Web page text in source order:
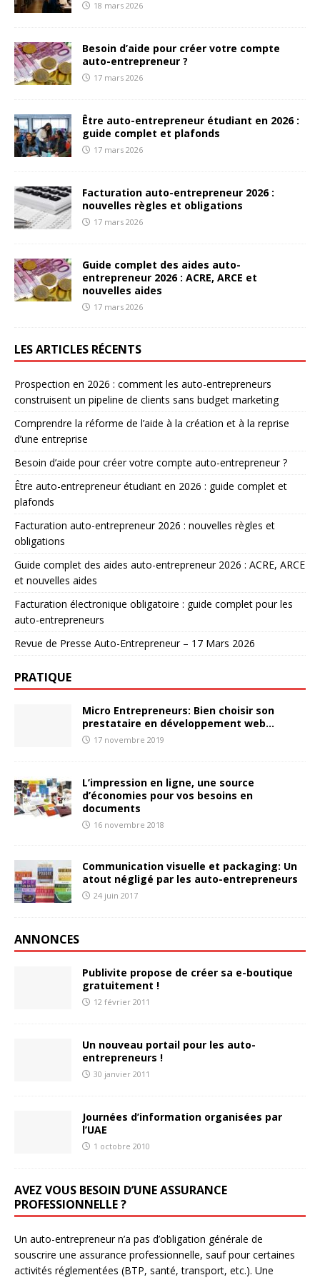
18 mars 2026
Besoin d’aide pour créer votre compte
auto-entrepreneur ?
17 mars 2026
Être auto-entrepreneur étudiant en 2026 :
guide complet et plafonds
17 mars 2026
Facturation auto-entrepreneur 2026 :
nouvelles règles et obligations
17 mars 2026
Guide complet des aides auto-
entrepreneur 2026 : ACRE, ARCE et
nouvelles aides
17 mars 2026
LES ARTICLES RÉCENTS
Prospection en 2026 : comment les auto-entrepreneurs
construisent un pipeline de clients sans budget marketing
Comprendre la réforme de l’aide à la création et à la reprise
d’une entreprise
Besoin d’aide pour créer votre compte auto-entrepreneur ?
Être auto-entrepreneur étudiant en 2026 : guide complet et
plafonds
Facturation auto-entrepreneur 2026 : nouvelles règles et
obligations
Guide complet des aides auto-entrepreneur 2026 : ACRE, ARCE
et nouvelles aides
Facturation électronique obligatoire : guide complet pour les
auto-entrepreneurs
Revue de Presse Auto-Entrepreneur – 17 Mars 2026
PRATIQUE
Micro Entrepreneurs: Bien choisir son
prestataire en développement web…
17 novembre 2019
L’impression en ligne, une source
d’économies pour vos besoins en
documents
16 novembre 2018
Communication visuelle et packaging: Un
atout négligé par les auto-entrepreneurs
24 juin 2017
ANNONCES
Publivite propose de créer sa e-boutique
gratuitement !
12 février 2011
Un nouveau portail pour les auto-
entrepreneurs !
30 janvier 2011
Journées d’information organisées par
l’UAE
1 octobre 2010
AVEZ VOUS BESOIN D’UNE ASSURANCE
PROFESSIONNELLE ?
Un auto-entrepreneur n’a pas d’obligation générale de
souscrire une assurance professionnelle, sauf pour certaines
activités réglementées (BTP, santé, transport, etc.). Une